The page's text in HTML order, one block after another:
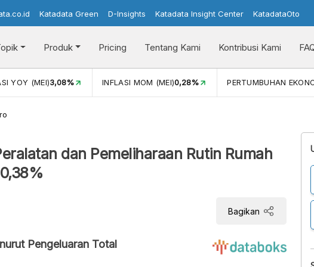
Katadata Green D-Insights Katadata Insight Center KatadataOto
Produk Pricing Tentang Kami Kontribusi Kami
YOY (MEI)3,08% INFLASI MOM (MEI)0,28% PERTUMBUHAN
dan Pemeliharaan Rutin Rumah
Bagikan
Pengeluaran Total